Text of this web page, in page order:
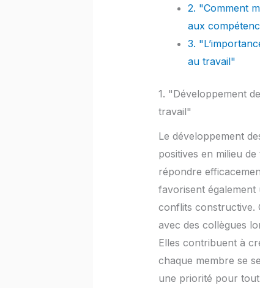
2. "Comment
aux
3.
au travail"
1. "Développement
travail"
Le développement
positives en milieu
répondre
favorisent
conflits constructive.
avec des collègues
Elles contribuent à
chaque membre se
une priorité pour